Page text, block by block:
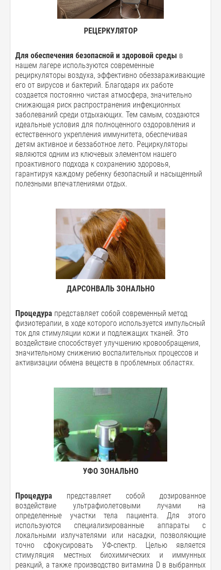
РЕЦЕРКУЛЯТОР
Для обеспечения безопасной и здоровой среды в
нашем лагере используются современные
рециркуляторы воздуха, эффективно обеззараживающие
его от вирусов и бактерий. Благодаря их работе
создается постоянно чистая атмосфера, значительно
снижающая риск распространения инфекционных
заболеваний среди отдыхающих. Тем самым, создаются
идеальные условия для полноценного оздоровления и
естественного укрепления иммунитета, обеспечивая
детям активное и беззаботное лето. Рециркуляторы
являются одним из ключевых элементом нашего
проактивного подхода к сохранению здоровья,
гарантируя каждому ребенку безопасный и насыщенный
полезными впечатлениями отдых.
ДАРСОНВАЛЬ ЗОНАЛЬНО
Процедура представляет собой современный метод
физиотерапии, в ходе которого используется импульсный
ток для стимуляции кожи и подлежащих тканей. Это
воздействие способствует улучшению кровообращения,
значительному снижению воспалительных процессов и
активизации обмена веществ в проблемных областях.
УФО ЗОНАЛЬНО
Процедура представляет собой дозированное
воздействие ультрафиолетовыми лучами на
определенные участки тела пациента. Для этого
используются специализированные аппараты с
локальными излучателями или насадки, позволяющие
точно сфокусировать УФ-спектр. Целью является
стимуляция местных биохимических и иммунных
реакций, а также производство витамина D в выбранных